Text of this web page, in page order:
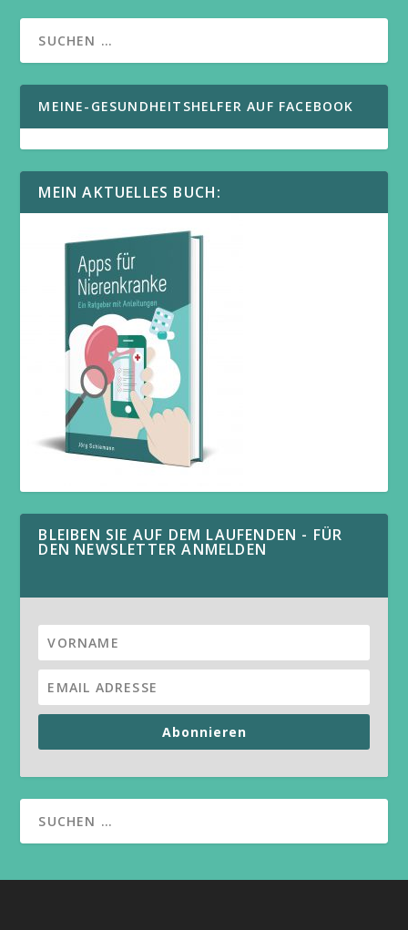
MEINE-GESUNDHEITSHELFER AUF FACEBOOK
MEIN AKTUELLES BUCH:
BLEIBEN SIE AUF DEM LAUFENDEN - FÜR
DEN NEWSLETTER ANMELDEN
Abonnieren